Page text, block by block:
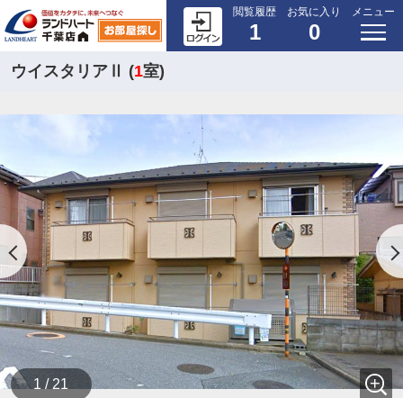
閲覧履歴
1
お気に入り
0
メニュー
ウイスタリアⅡ (1室)
1 / 21